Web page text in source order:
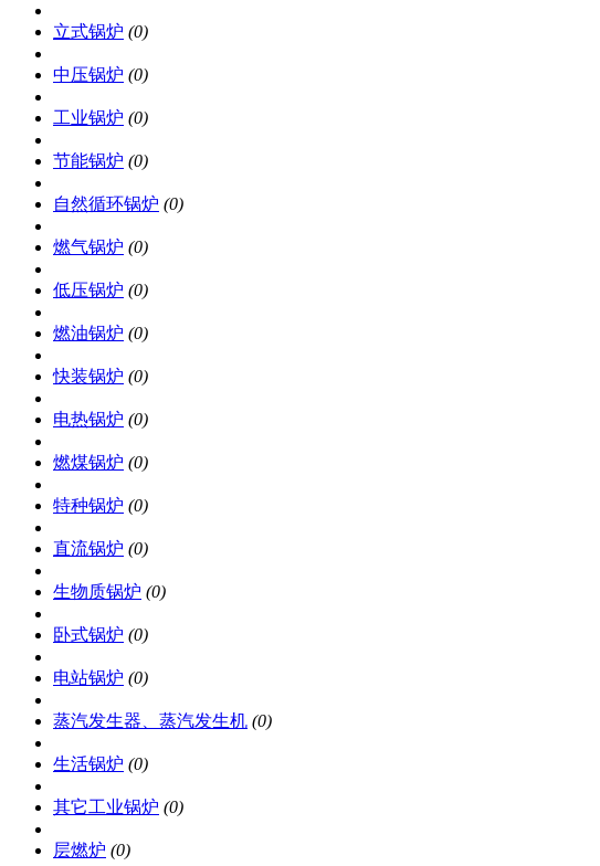
立式锅炉 (0)
中压锅炉 (0)
工业锅炉 (0)
节能锅炉 (0)
自然循环锅炉 (0)
燃气锅炉 (0)
低压锅炉 (0)
燃油锅炉 (0)
快装锅炉 (0)
电热锅炉 (0)
燃煤锅炉 (0)
特种锅炉 (0)
直流锅炉 (0)
生物质锅炉 (0)
卧式锅炉 (0)
电站锅炉 (0)
蒸汽发生器、蒸汽发生机 (0)
生活锅炉 (0)
其它工业锅炉 (0)
层燃炉 (0)